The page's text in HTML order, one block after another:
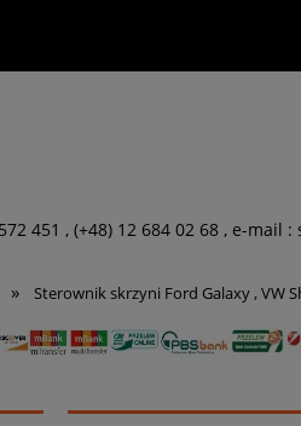
451 , (+48) 12 684 02 68 , e-mail
» Sterownik skrzyni Ford Galaxy , VW